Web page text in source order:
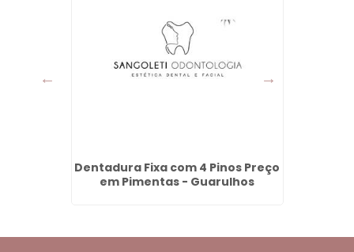
Dentadura Fixa com 4 Pinos Preço
em Pimentas - Guarulhos